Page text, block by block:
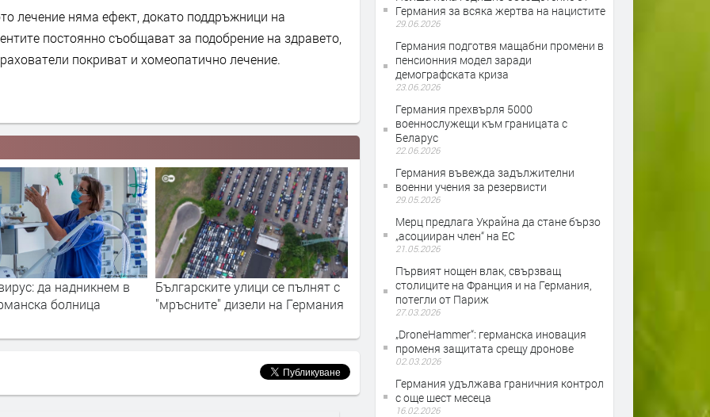
лечение няма ефект, докато поддръжници на
постоянно съобщават за подобрение на здравето,
покриват и хомеопатично лечение.
улици се пълнят с
дизели на Германия
На магистрала А4: български
камион с множество дефекти
Бизнес за милиарди:
нелегалната търговия с кучета
Германия връща на
Германия за всяка жертва на нацистите
29.06.2026
Германия подготвя мащабни промени в
пенсионния модел заради
демографската криза
23.06.2026
Германия прехвърля 5000
военнослужещи към границата с
Беларус
22.06.2026
Германия въвежда задължителни
военни учения за резервисти
29.05.2026
Мерц предлага Украйна да стане бързо
„асоцииран член“ на ЕС
21.05.2026
Първият нощен влак, свързващ
столиците на Франция и на Германия,
потегли от Париж
27.03.2026
„DroneHammer“: германска иновация
променя защитата срещу дронове
02.03.2026
Германия удължава граничния контрол
с още шест месеца
16.02.2026